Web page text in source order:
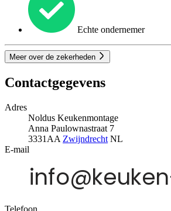
Echte ondernemer
Meer over de zekerheden
Contactgegevens
Adres
Noldus Keukenmontage
Anna Paulownastraat 7
3331AA Zwijndrecht NL
E-mail
Telefoon